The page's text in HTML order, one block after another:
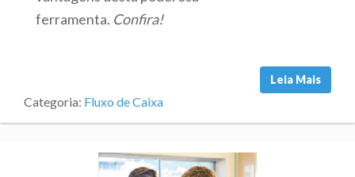
ferramenta. Confira!
Leia Mais
Categoria: Fluxo de Caixa